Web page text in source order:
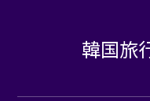
韓国旅